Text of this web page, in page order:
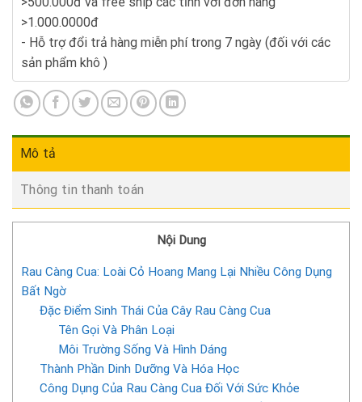
>1.000.0000đ
- Hỗ trợ đổi trả hàng miễn phí trong 7 ngày (đối với các
sản phẩm khô )
Mô tả
Thông tin thanh toán
Nội Dung
Rau Càng Cua: Loài Cỏ Hoang Mang Lại Nhiều Công Dụng
Bất Ngờ
Đặc Điểm Sinh Thái Của Cây Rau Càng Cua
Tên Gọi Và Phân Loại
Môi Trường Sống Và Hình Dáng
Thành Phần Dinh Dưỡng Và Hóa Học
Công Dụng Của Rau Càng Cua Đối Với Sức Khỏe